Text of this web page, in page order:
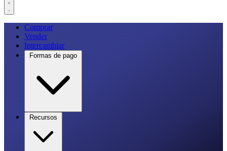
Comprar
Vender
Intercambiar
Formas de pago
Recursos